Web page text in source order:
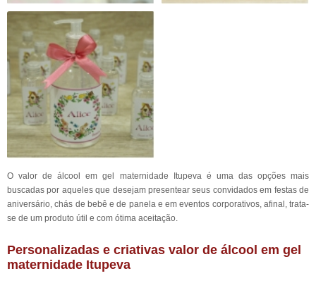
O valor de álcool em gel maternidade Itupeva é uma das opções mais
buscadas por aqueles que desejam presentear seus convidados em festas de
aniversário, chás de bebê e de panela e em eventos corporativos, afinal, trata-
se de um produto útil e com ótima aceitação.
Personalizadas e criativas valor de álcool em gel
maternidade Itupeva